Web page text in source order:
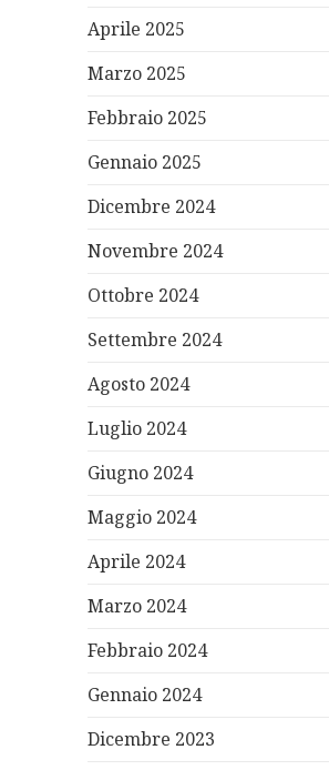
Aprile 2025
Marzo 2025
Febbraio 2025
Gennaio 2025
Dicembre 2024
Novembre 2024
Ottobre 2024
Settembre 2024
Agosto 2024
Luglio 2024
Giugno 2024
Maggio 2024
Aprile 2024
Marzo 2024
Febbraio 2024
Gennaio 2024
Dicembre 2023